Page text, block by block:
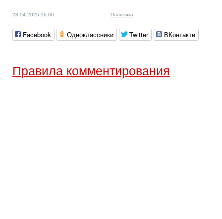
23.04.2025 16:00 Политика
Facebook Одноклассники Twitter ВКонтакте
Правила комментирования